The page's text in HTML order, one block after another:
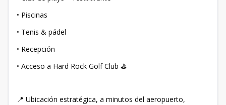
• Piscinas
• Tenis & pádel
• Recepción
• Acceso a Hard Rock Golf Club ⛳
📍 Ubicación estratégica, a minutos del aeropuerto,